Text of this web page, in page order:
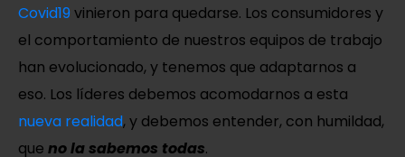
Covid19vinieron para quedarse. Los consumidores y
el comportamiento de nuestros equipos de trabajo
han evolucionado, y tenemos que adaptarnos a
eso. Los líderes debemos acomodarnos a esta
nueva realidad, y debemos entender, con humildad,
que no la sabemos todas.